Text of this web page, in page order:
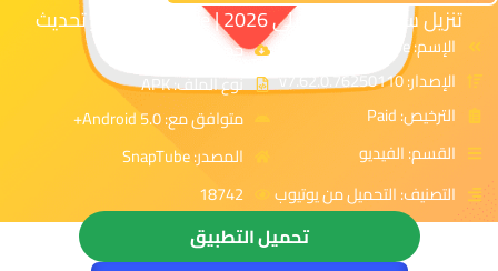
تنزيل سناب تيوب الاصلي 2026 | SnapTube | آخر تحديث
الإسم: SnapTube
الإصدار: v7.62.0.76250110
الترخيص: Paid
القسم: الفيديو
التصنيف: التحميل من يوتيوب
حجم الملف: 47 MB
نوع الملف: APK
متوافق مع: Android 5.0+
المصدر: SnapTube
18742
تحميل التطبيق